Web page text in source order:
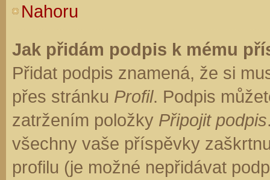
Nahoru
Jak přidám podpis k mému
Přidat podpis znamená, že si
přes stránku Profil. Podpis
zatržením položky Připojit podpis
všechny vaše příspěvky
profilu (je možné nepřidávat